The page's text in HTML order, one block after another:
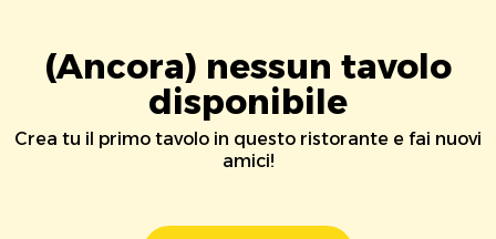
(Ancora) nessun tavolo
disponibile
Crea tu il primo tavolo in questo ristorante e fai nuovi
amici!